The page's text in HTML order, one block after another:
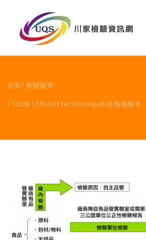
首頁 相關報導
102年12月26日TechOrange科技報橘報導